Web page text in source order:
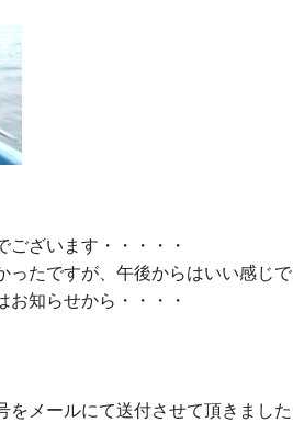
ございます・・・・・
たですが、午後からはいい感じで
お知らせから・・・・
メールにて送付させて頂きました